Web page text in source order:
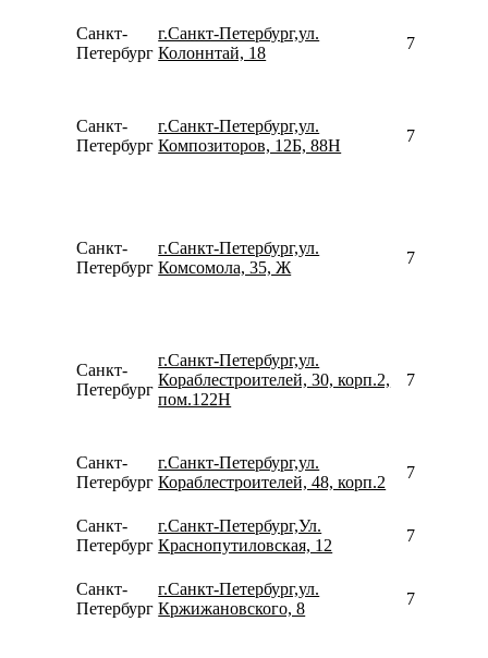
Санкт-
Петербург
г.Санкт-Петербург,ул.
Колоннтай, 18
Санкт-
Петербург
г.Санкт-Петербург,ул.
Композиторов, 12Б, 88Н
Санкт-
Петербург
г.Санкт-Петербург,ул.
Комсомола, 35, Ж
Санкт-
Петербург
г.Санкт-Петербург,ул.
Кораблестроителей, 30, корп.2,
пом.122Н
Санкт-
Петербург
г.Санкт-Петербург,ул.
Кораблестроителей, 48, корп.2
Санкт-
Петербург
г.Санкт-Петербург,Ул.
Краснопутиловская, 12
Санкт-
Петербург
г.Санкт-Петербург,ул.
Кржижановского, 8